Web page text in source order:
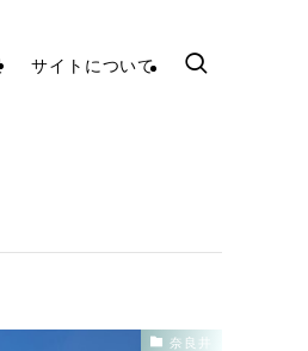
サイトについて
奈良井